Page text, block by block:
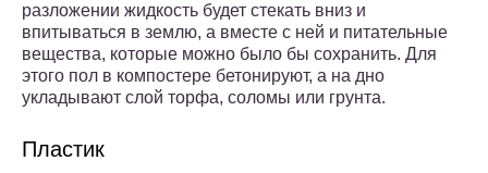
разложении жидкость будет стекать вниз и
впитываться в землю, а вместе с ней и питательные
вещества, которые можно было бы сохранить. Для
этого пол в компостере бетонируют, а на дно
укладывают слой торфа, соломы или грунта.
Пластик